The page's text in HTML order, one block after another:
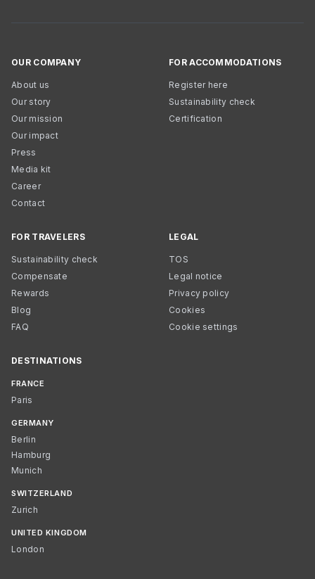
OUR COMPANY
About us
Our story
Our mission
Our impact
Press
Media kit
Career
Contact
FOR ACCOMMODATIONS
Register here
Sustainability check
Certification
FOR TRAVELERS
Sustainability check
Compensate
Rewards
Blog
FAQ
LEGAL
TOS
Legal notice
Privacy policy
Cookies
Cookie settings
DESTINATIONS
FRANCE
Paris
GERMANY
Berlin
Hamburg
Munich
SWITZERLAND
Zurich
UNITED KINGDOM
London